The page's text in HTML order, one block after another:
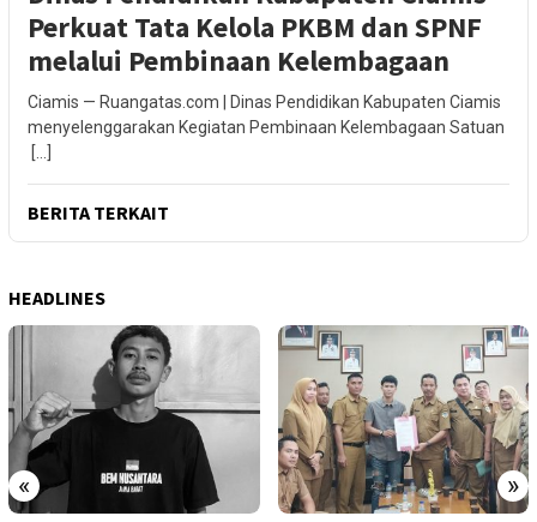
Perkuat Tata Kelola PKBM dan SPNF
melalui Pembinaan Kelembagaan
Ciamis — Ruangatas.com | Dinas Pendidikan Kabupaten Ciamis
menyelenggarakan Kegiatan Pembinaan Kelembagaan Satuan
[…]
BERITA TERKAIT
HEADLINES
« »